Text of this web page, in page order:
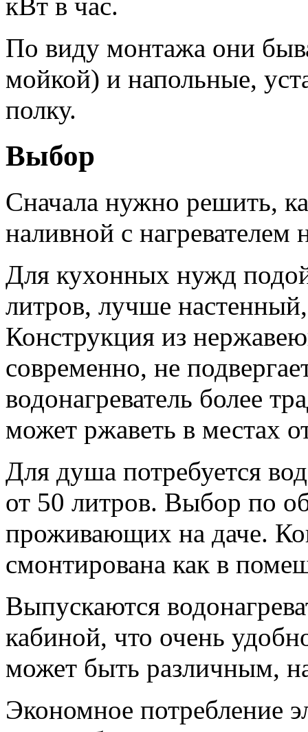
По виду монтажа они
мойкой) и напольные,
полку.
Выбор
Сначала нужно решить,
наливной с
Для кухонных нужд
литров, лучше
Конструкция из
современно, не
водонагреватель более
может ржаветь в местах
Для душа потребуется
от 50 литров. Выбор по
проживающих на даче.
смонтирована как в
Выпускаются
кабиной, что очень
может быть различным,
Экономное потребление